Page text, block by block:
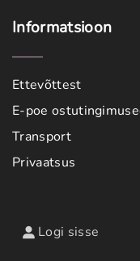
Informatsioon
Ettevõttest
E-poe
Transport
Privaatsus
Logi sisse